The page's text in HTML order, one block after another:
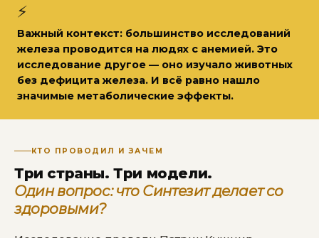
⚡
Важный контекст: большинство исследований
железа проводится на людях с анемией. Это
исследование другое — оно изучало животных
без дефицита железа. И всё равно нашло
значимые метаболические эффекты.
КТО ПРОВОДИЛ И ЗАЧЕМ
Три страны. Три модели.
Один вопрос: что Синтезит делает со
здоровыми?